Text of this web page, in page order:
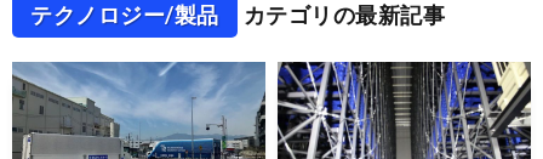
テクノロジー/製品 カテゴリの最新記事